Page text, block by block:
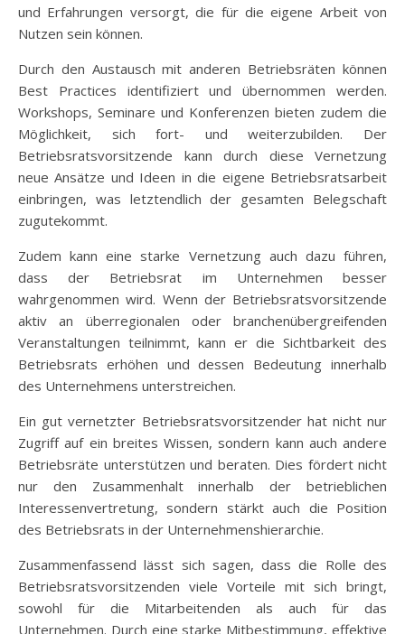
und Erfahrungen versorgt, die für die eigene Arbeit von
Nutzen sein können.
Durch den Austausch mit anderen Betriebsräten können
Best Practices identifiziert und übernommen werden.
Workshops, Seminare und Konferenzen bieten zudem die
Möglichkeit, sich fort- und weiterzubilden. Der
Betriebsratsvorsitzende kann durch diese Vernetzung
neue Ansätze und Ideen in die eigene Betriebsratsarbeit
einbringen, was letztendlich der gesamten Belegschaft
zugutekommt.
Zudem kann eine starke Vernetzung auch dazu führen,
dass der Betriebsrat im Unternehmen besser
wahrgenommen wird. Wenn der Betriebsratsvorsitzende
aktiv an überregionalen oder branchenübergreifenden
Veranstaltungen teilnimmt, kann er die Sichtbarkeit des
Betriebsrats erhöhen und dessen Bedeutung innerhalb
des Unternehmens unterstreichen.
Ein gut vernetzter Betriebsratsvorsitzender hat nicht nur
Zugriff auf ein breites Wissen, sondern kann auch andere
Betriebsräte unterstützen und beraten. Dies fördert nicht
nur den Zusammenhalt innerhalb der betrieblichen
Interessenvertretung, sondern stärkt auch die Position
des Betriebsrats in der Unternehmenshierarchie.
Zusammenfassend lässt sich sagen, dass die Rolle des
Betriebsratsvorsitzenden viele Vorteile mit sich bringt,
sowohl für die Mitarbeitenden als auch für das
Unternehmen. Durch eine starke Mitbestimmung, effektive